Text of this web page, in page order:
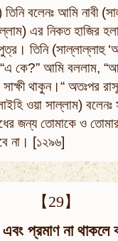
বলেনঃ আমি নাবী
এর নিকত হাজির
তিনি (সাল্লাল্লাহু
কে?” আমি বললাম,
থাকুন।“ অতঃপর
ওয়া সাল্লাম) বলেনঃ
জন্য তোমাকে ও
না। [১২৯৬]
【29】
এবং প্রমাণ না থাকলে